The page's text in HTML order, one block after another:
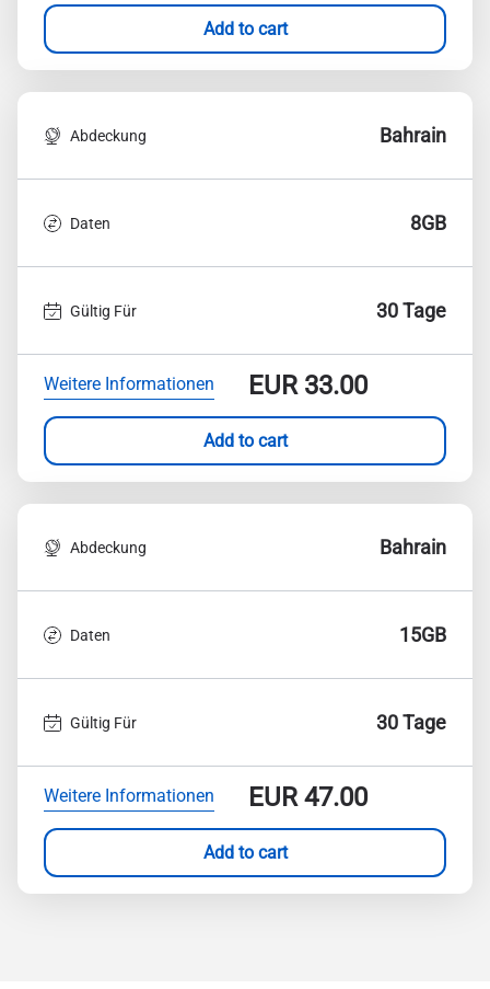
Add to cart
Abdeckung Bahrain
Daten 8GB
Gültig Für 30 Tage
Weitere Informationen EUR33.00
Add to cart
Abdeckung Bahrain
Daten 15GB
Gültig Für 30 Tage
Weitere Informationen EUR47.00
Add to cart